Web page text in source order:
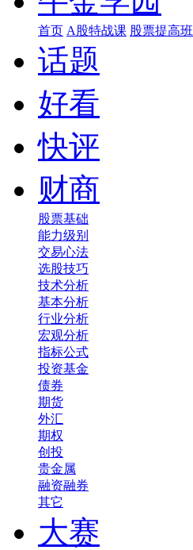
首页 A股特战课 股票提高班
话题
好看
快评
财商
股票基础
能力级别
交易心法
选股技巧
技术分析
基本分析
行业分析
宏观分析
指标公式
投资基金
债券
期货
外汇
期权
创投
贵金属
融资融券
其它
大赛